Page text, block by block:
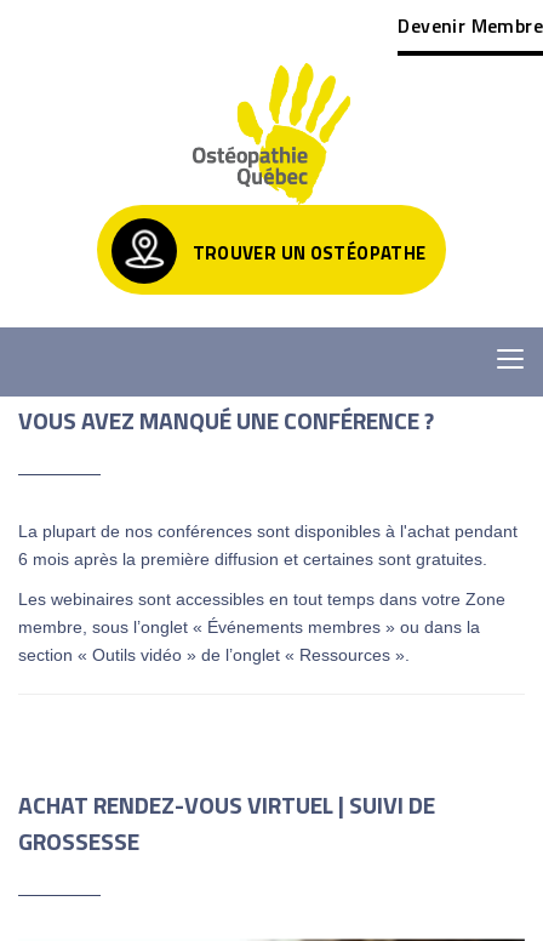
Devenir Membre
TROUVER UN OSTÉOPATHE
VOUS AVEZ MANQUÉ UNE CONFÉRENCE ?
La plupart de nos conférences sont disponibles à l'achat pendant
6 mois après la première diffusion et certaines sont gratuites.
Les webinaires sont accessibles en tout temps dans votre Zone
membre, sous l’onglet « Événements membres » ou dans la
section « Outils vidéo » de l’onglet « Ressources ».
ACHAT RENDEZ-VOUS VIRTUEL | SUIVI DE
GROSSESSE